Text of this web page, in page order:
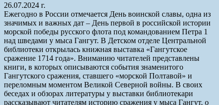
26.07.2024 г.
Ежегодно в России отмечается День воинской славы, одна из
значимых и важных дат – День первой в российской истории
морской победы русского флота под командованием Петра 1
над шведами у мыса Гангут. В Детском отделе Центральной
библиотеки открылась книжная выставка «Гангутское
сражение 1714 года». Вниманию читателей представлены
книги, в которых описываются события знаменитого
Гангутского сражения, ставшего «морской Полтавой» и
переломным моментом Великой Северной войны. В своих
беседах и обзорах литературы у выставки библиотекари
рассказывают читателям историю сражения у мыса Гангут, о